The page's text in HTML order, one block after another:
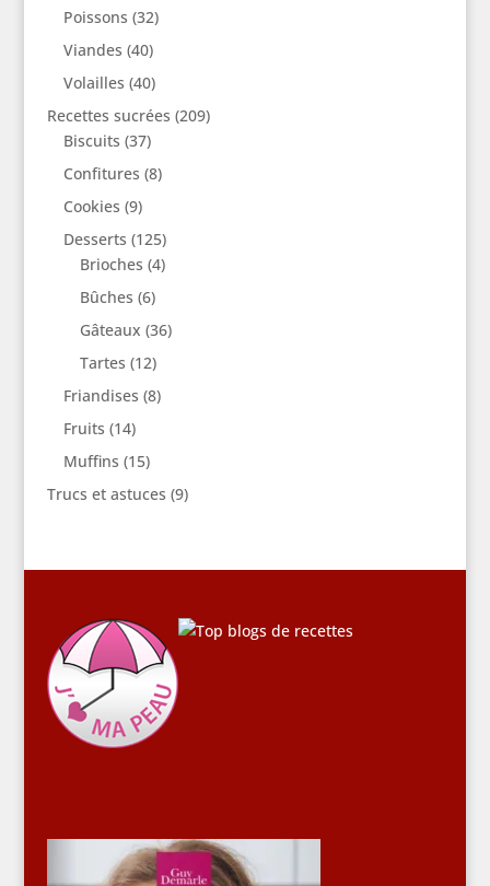
Poissons (32)
Viandes (40)
Volailles (40)
Recettes sucrées (209)
Biscuits (37)
Confitures (8)
Cookies (9)
Desserts (125)
Brioches (4)
Bûches (6)
Gâteaux (36)
Tartes (12)
Friandises (8)
Fruits (14)
Muffins (15)
Trucs et astuces (9)